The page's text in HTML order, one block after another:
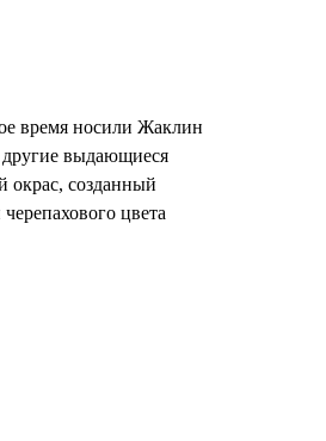
время носили Жаклин
выдающиеся
окрас, созданный
цвета